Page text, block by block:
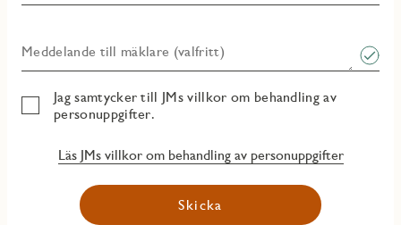
Meddelande till mäklare (valfritt)
Jag samtycker till JMs villkor om behandling av
personuppgifter.
Läs JMs villkor om behandling av personuppgifter
Skicka